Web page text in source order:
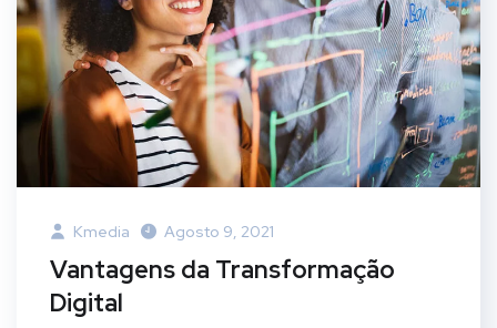
Kmedia Agosto 9, 2021
Vantagens da Transformação
Digital